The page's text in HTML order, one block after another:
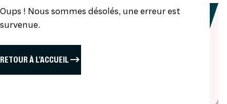
Oups ! Nous sommes désolés, une erreur est
survenue.
RETOUR À L'ACCUEIL